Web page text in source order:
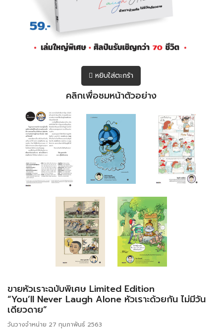
หยิบใส่ตะกร้า
คลิกเพื่อชมหน้าตัวอย่าง
ขายหัวเราะฉบับพิเศษ Limited Edition
“You’ll Never Laugh Alone หัวเราะด้วยกัน ไม่มีวัน
เดียวดาย”
วันวางจำหน่าย 27 กุมภาพันธ์ 2563